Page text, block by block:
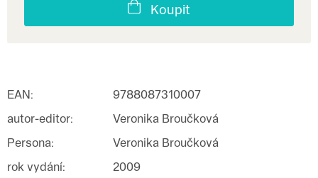
Koupit
EAN:
9788087310007
autor-editor:
Veronika Broučková
Persona:
Veronika Broučková
rok vydání:
2009